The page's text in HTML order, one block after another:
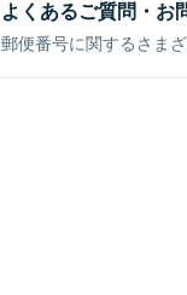
よくあるご質問・お
郵便番号に関するさま